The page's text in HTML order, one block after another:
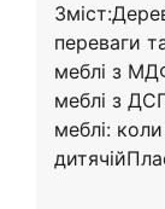
переваги
меблі з
меблі з
меблі: